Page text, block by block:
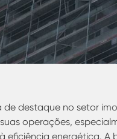
destaque no setor
operações,
eficiência energética. A